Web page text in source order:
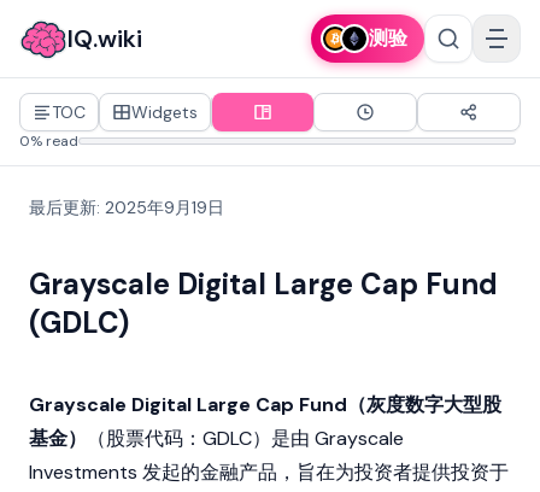
IQ.wiki 测验
TOC Widgets
0% read
最后更新: 2025年9月19日
Grayscale Digital Large Cap Fund
(GDLC)
Grayscale Digital Large Cap Fund（灰度数字大型股
基金）
（股票代码：GDLC）是由 Grayscale
Investments 发起的金融产品，旨在为投资者提供投资于